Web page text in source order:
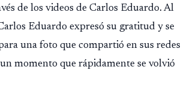
de los videos de Carlos Eduardo. Al
Eduardo expresó su gratitud y se
una foto que compartió en sus redes
momento que rápidamente se volvió